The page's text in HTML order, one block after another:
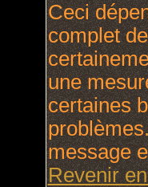
Ceci
complet
une
certaines
message
Revenir